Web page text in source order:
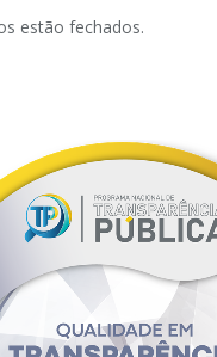
estão fechados.